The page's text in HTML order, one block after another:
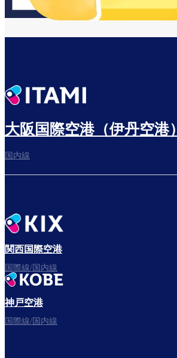
大阪国際空港（伊丹空港）
国内線
関西国際空港
国際線/国内線
神戸空港
国際線/国内線